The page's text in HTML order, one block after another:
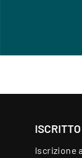
ISCRITTO
Iscrizione